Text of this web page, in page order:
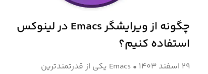
چگونه از ویرایشگر Emacs در لینوکس
استفاده کنیم؟
۲۹ اسفند ۱۴۰۳ •
Emacs یکی از قدرتمندترین